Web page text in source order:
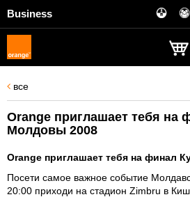
Business
все
Orange приглашает тебя на
Молдовы 2008
Orange приглашает тебя на финал
Посети самое важное событие
20:00 приходи на стадион Zimbru в